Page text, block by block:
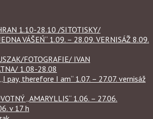
1.10-28.10 /SITOTISKY/
VÁŠEŃ“ 1.09. – 28.09. VERNISÁŽ 8.09.
FOTOGRAFIE/ IVAN
1.08-28.08
pay, therefore I am“ 1.07. – 27.07. vernisáž
„AMARYLLIS“ 1.06. – 27.06.
v 17 h